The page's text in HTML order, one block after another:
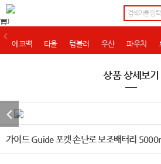
0
에코백 타올 텀블러 우산 파우치
상품 상세보기
가이드 Guide 포켓 손난로 보조배터리